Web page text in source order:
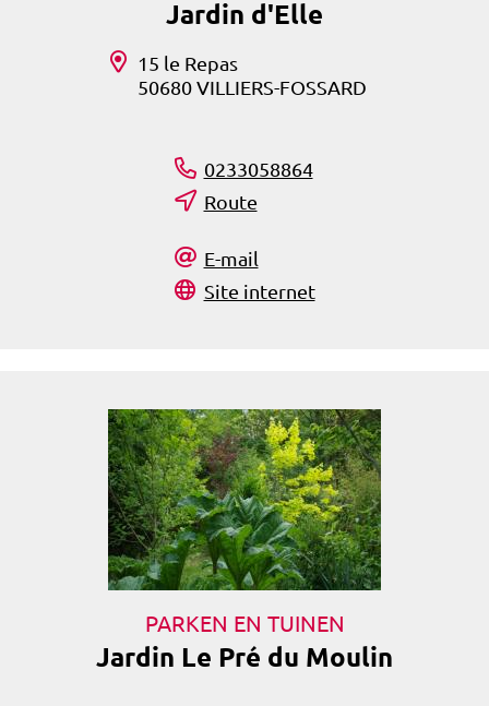
Jardin d'Elle
15 le Repas
50680 VILLIERS-FOSSARD
0233058864
Route
E-mail
Site internet
PARKEN EN TUINEN
Jardin Le Pré du Moulin